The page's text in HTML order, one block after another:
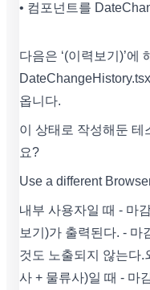
• 컴포넌트를
다음은 ‘(이력보기)’에
옵니다.
이 상태로 작성해둔
요?
Use a different
내부 사용자일 때 - 마
보기)가 출력된다. - 마
것도 노출되지 않는다.
사 + 물류사)일 때 - 마